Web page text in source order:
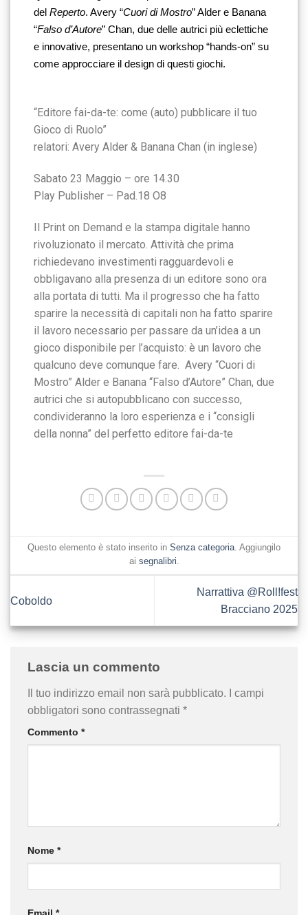
del Reperto. Avery “Cuori di Mostro” Alder e Banana
“Falso d’Autore” Chan, due delle autrici più eclettiche
e innovative, presentano un workshop “hands-on” su
come approcciare il design di questi giochi.
“Editore fai-da-te: come (auto) pubblicare il tuo
Gioco di Ruolo”
relatori: Avery Alder & Banana Chan (in inglese)
Sabato 23 Maggio – ore 14.30
Play Publisher – Pad.18 O8
Il Print on Demand e la stampa digitale hanno
rivoluzionato il mercato. Attività che prima
richiedevano investimenti ragguardevoli e
obbligavano alla presenza di un editore sono ora
alla portata di tutti. Ma il progresso che ha fatto
sparire la necessità di capitali non ha fatto sparire
il lavoro necessario per passare da un’idea a un
gioco disponibile per l’acquisto: è un lavoro che
qualcuno deve comunque fare. Avery “Cuori di
Mostro” Alder e Banana “Falso d’Autore” Chan, due
autrici che si autopubblicano con successo,
condivideranno la loro esperienza e i “consigli
della nonna” del perfetto editore fai-da-te
Questo elemento è stato inserito in Senza categoria. Aggiungilo
ai segnalibri.
Coboldo
Narrattiva @Roll!fest
Bracciano 2025
Lascia un commento
Il tuo indirizzo email non sarà pubblicato.
I campi
obbligatori sono contrassegnati *
Commento *
Nome *